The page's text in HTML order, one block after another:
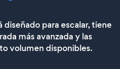
para escalar, tiene
más avanzada y las
volumen disponibles.